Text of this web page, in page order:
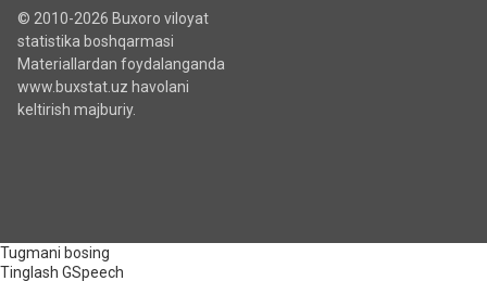
© 2010-2026 Buxoro viloyat
statistika boshqarmasi
Materiallardan foydalanganda
www.buxstat.uz havolani
keltirish majburiy.
Tugmani bosing
Tinglash GSpeech